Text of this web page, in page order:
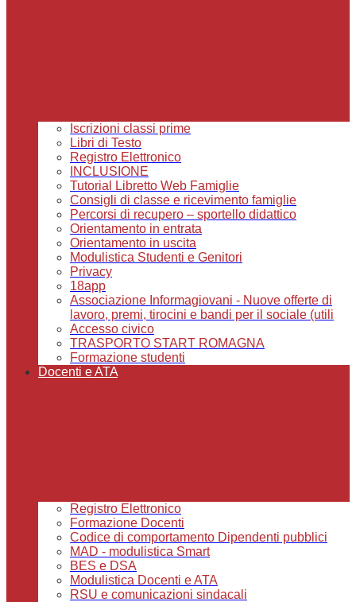
Iscrizioni classi prime
Libri di Testo
Registro Elettronico
INCLUSIONE
Tutorial Libretto Web Famiglie
Consigli di classe e ricevimento famiglie
Percorsi di recupero – sportello didattico
Orientamento in entrata
Orientamento in uscita
Modulistica Studenti e Genitori
Privacy
18app
Associazione Informagiovani - Nuove offerte di
lavoro, premi, tirocini e bandi per il sociale (utili
Accesso civico
TRASPORTO START ROMAGNA
Formazione studenti
Docenti e ATA
Registro Elettronico
Formazione Docenti
Codice di comportamento Dipendenti pubblici
MAD - modulistica Smart
BES e DSA
Modulistica Docenti e ATA
RSU e comunicazioni sindacali